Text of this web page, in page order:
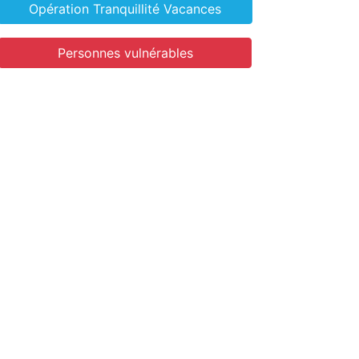
Opération Tranquillité Vacances
Personnes vulnérables